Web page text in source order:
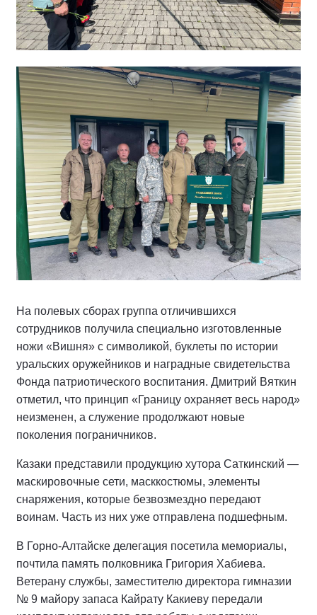
На полевых сборах группа отличившихся
сотрудников получила специально изготовленные
ножи «Вишня» с символикой, буклеты по истории
уральских оружейников и наградные свидетельства
Фонда патриотического воспитания. Дмитрий Вяткин
отметил, что принцип «Границу охраняет весь народ»
неизменен, а служение продолжают новые
поколения пограничников.
Казаки представили продукцию хутора Саткинский —
маскировочные сети, масккостюмы, элементы
снаряжения, которые безвозмездно передают
воинам. Часть из них уже отправлена подшефным.
В Горно-Алтайске делегация посетила мемориалы,
почтила память полковника Григория Хабиева.
Ветерану службы, заместителю директора гимназии
№ 9 майору запаса Кайрату Какиеву передали